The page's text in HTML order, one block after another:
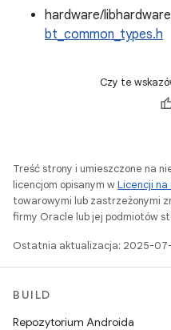
hardware/
bt_common_types.h
Czy te
Treść strony i umieszczone na
licencjom opisanym wLicencji
towarowymi lub zastrzeżonymi
firmy Oracle lub jej podmiotów
Ostatnia aktualizacja: 2025-
BUILD
Repozytorium Androida